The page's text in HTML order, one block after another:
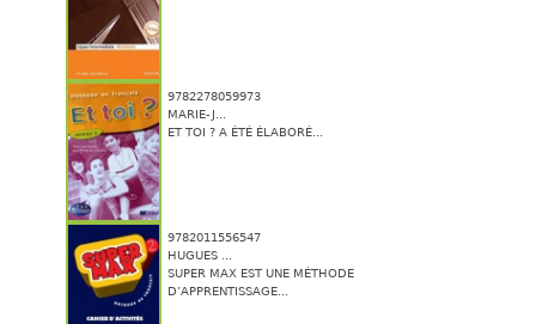
9782278059973
MARIE-J...
ET TOI ? A ÉTÉ ÉLABORÉ...
9782011556547
HUGUES ...
SUPER MAX EST UNE MÉTHODE
D’APPRENTISSAGE...